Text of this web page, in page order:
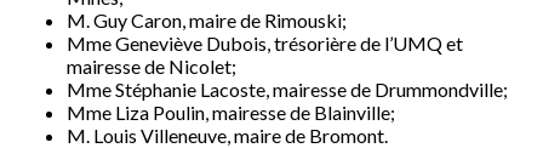
M. Guy Caron, maire de Rimouski;
MmeGeneviève Dubois, trésorière de l’UMQ et
mairesse de Nicolet;
MmeStéphanie Lacoste, mairesse de Drummondville;
Mme Liza Poulin, mairesse de Blainville;
M. Louis Villeneuve, maire de Bromont.